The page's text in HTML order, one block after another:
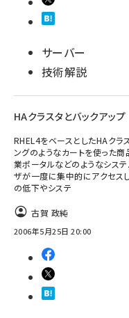
サーバー
技術解説
HAクラスタとバックアップ
RHEL4をベースとしたHAクラ
ングのようなカートを使った
業ポータルなどのようなシステ
ザが一度に集中的にアクセス
の低下やシステ
古賀 政純
2006年5月25日 20:00